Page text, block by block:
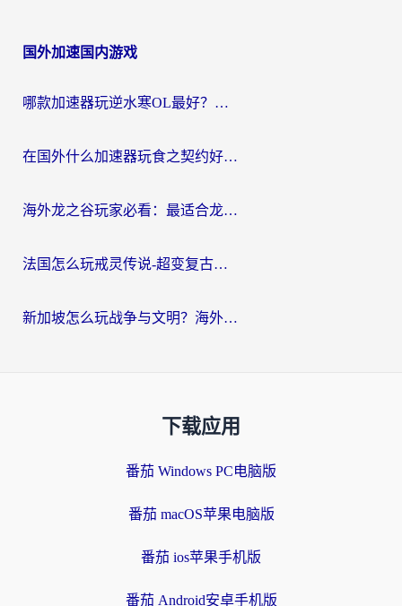
国外加速国内游戏
哪款加速器玩逆水寒OL最好？海外党实测后的终极选择指南
在国外什么加速器玩食之契约好用？海外党亲测有效的国服游戏加速指南
海外龙之谷玩家必看：最适合龙之谷的加速器，解决延迟卡顿还能畅玩幻书启示录和梦幻西游？
法国怎么玩戒灵传说-超变复古传奇？海外玩家国服游戏加速终极指南
新加坡怎么玩战争与文明？海外党国服游戏加速器终极避坑指南
下载应用
番茄 Windows PC电脑版
番茄 macOS苹果电脑版
番茄 ios苹果手机版
番茄 Android安卓手机版